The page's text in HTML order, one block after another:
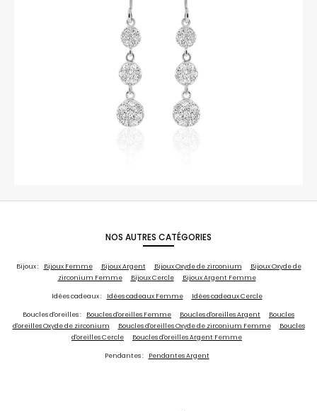
NOS AUTRES CATÉGORIES
Bijoux : Bijoux Femme Bijoux Argent Bijoux Oxyde de zirconium
Bijoux Oxyde de
zirconium Femme
Bijoux Cercle Bijoux Argent Femme
Idées cadeaux : Idées cadeaux Femme Idées cadeaux Cercle
Boucles d'oreilles : Boucles d'oreilles Femme Boucles d'oreilles Argent
Boucles
d'oreilles Oxyde de zirconium
Boucles d'oreilles Oxyde de zirconium Femme
Boucles
d'oreilles Cercle
Boucles d'oreilles Argent Femme
Pendantes : Pendantes Argent